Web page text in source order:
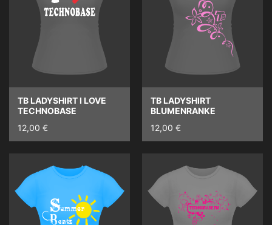
TB LADYSHIRT I LOVE
TECHNOBASE
12,00 €
TB LADYSHIRT
BLUMENRANKE
12,00 €